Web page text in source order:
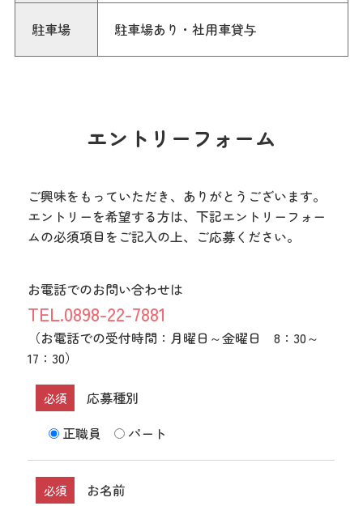
駐車場 駐車場あり・社用車貸与
エントリーフォーム
ご興味をもっていただき、ありがとうございます。
エントリーを希望する方は、下記エントリーフォー
ムの必須項目をご記入の上、ご応募ください。
お電話でのお問い合わせは
TEL.0898-22-7881
（お電話での受付時間：月曜日～金曜日 8：30～
17：30）
必須
応募種別
正職員
パート
必須 お名前